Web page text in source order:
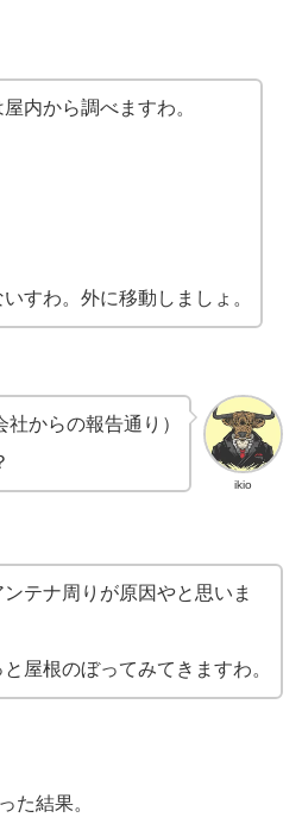
内から調べますわ。
すわ。外に移動しましょ。
ikio
社からの報告通り）
テナ周りが原因やと思いま
屋根のぼってみてきますわ。
た結果。